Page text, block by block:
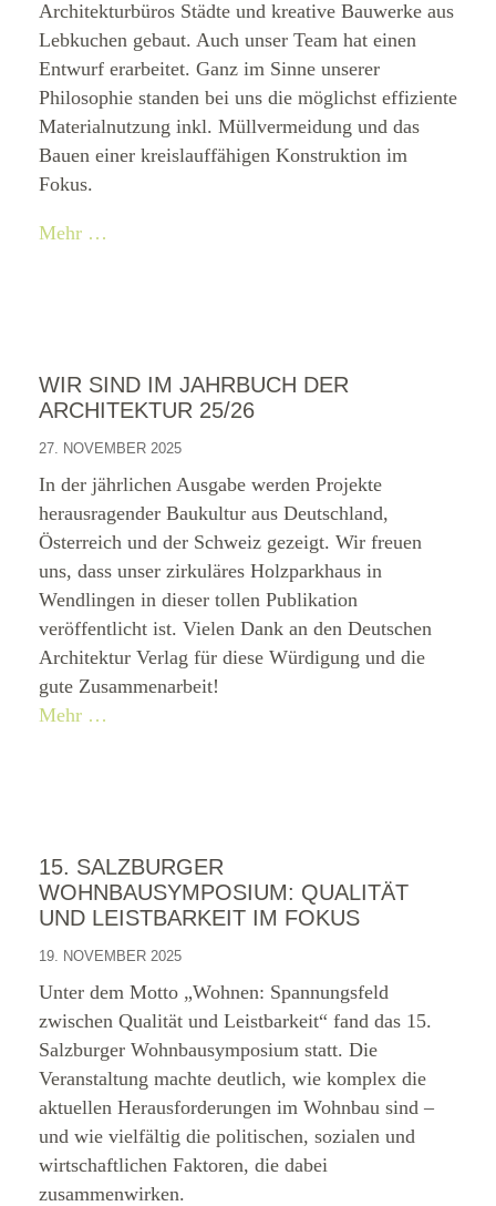
Architekturbüros Städte und kreative Bauwerke aus
Lebkuchen gebaut. Auch unser Team hat einen
Entwurf erarbeitet. Ganz im Sinne unserer
Philosophie standen bei uns die möglichst effiziente
Materialnutzung inkl. Müllvermeidung und das
Bauen einer kreislauffähigen Konstruktion im
Fokus.
Mehr …
WIR SIND IM JAHRBUCH DER
ARCHITEKTUR 25/26
27. NOVEMBER 2025
In der jährlichen Ausgabe werden Projekte
herausragender Baukultur aus Deutschland,
Österreich und der Schweiz gezeigt. Wir freuen
uns, dass unser zirkuläres Holzparkhaus in
Wendlingen in dieser tollen Publikation
veröffentlicht ist. Vielen Dank an den Deutschen
Architektur Verlag für diese Würdigung und die
gute Zusammenarbeit!
Mehr …
15. SALZBURGER
WOHNBAUSYMPOSIUM: QUALITÄT
UND LEISTBARKEIT IM FOKUS
19. NOVEMBER 2025
Unter dem Motto „Wohnen: Spannungsfeld
zwischen Qualität und Leistbarkeit“ fand das 15.
Salzburger Wohnbausymposium statt. Die
Veranstaltung machte deutlich, wie komplex die
aktuellen Herausforderungen im Wohnbau sind –
und wie vielfältig die politischen, sozialen und
wirtschaftlichen Faktoren, die dabei
zusammenwirken.